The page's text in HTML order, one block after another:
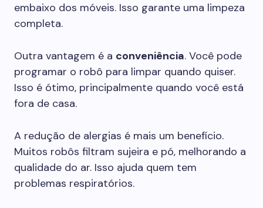
embaixo dos móveis. Isso garante uma limpeza
completa.
Outra vantagem é a conveniência. Você pode
programar o robô para limpar quando quiser.
Isso é ótimo, principalmente quando você está
fora de casa.
A redução de alergias é mais um benefício.
Muitos robôs filtram sujeira e pó, melhorando a
qualidade do ar. Isso ajuda quem tem
problemas respiratórios.